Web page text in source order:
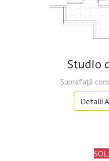
Studio
Suprafață
Detalii